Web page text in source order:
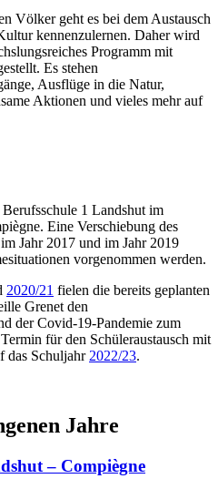
Völker geht es bei dem Austausch
kennenzulernen. Daher wird
Programm mit
Es stehen
Ausflüge in die Natur,
Aktionen und vieles mehr auf
1 Landshut im
Eine Verschiebung des
Jahr 2017 und im Jahr 2019
vorgenommen werden.
2020/21 fielen die bereits geplanten
Grenet den
der Covid-19-Pandemie zum
für den Schüleraustausch mit
das Schuljahr2022/23.
Jahre
– Compiègne